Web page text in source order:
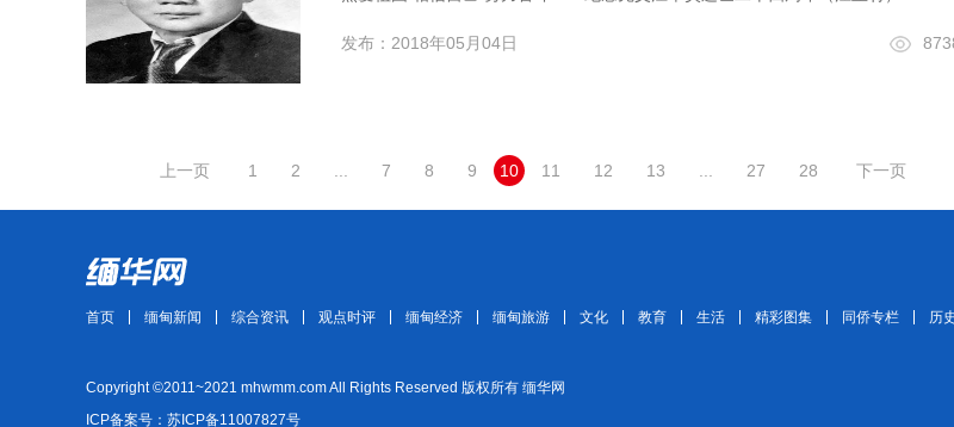
发布：2018年05月04日
上一页 1 2 7 8 9 10 11 12 13 27 28 下一页
首页 缅甸新闻 综合资讯 观点时评 缅甸经济 缅甸旅游 文化 教育 生活 精彩图集 同侨专栏 历
Copyright ©2011~2021 mhwmm.com All Rights Reserved 版权所有 缅华网
ICP备案号：苏ICP备11007827号